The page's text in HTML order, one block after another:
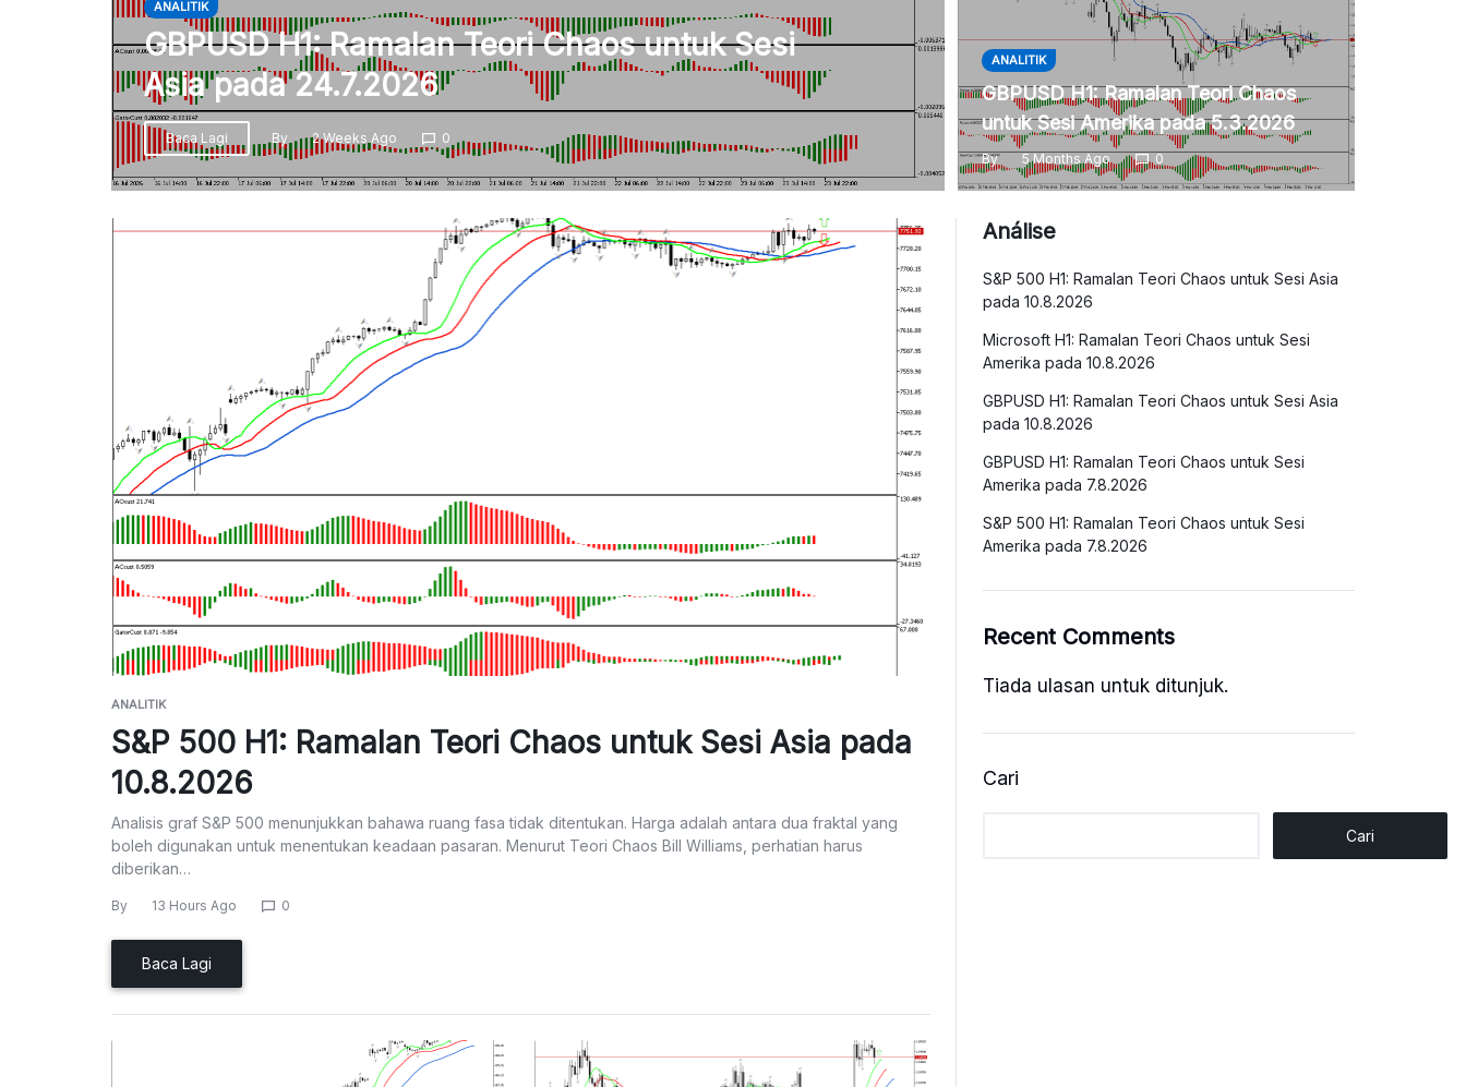
ANALITIK
GBPUSD H1: Ramalan Teori Chaos untuk Sesi
Asia pada 24.7.2026
Baca Lagi By 2 Weeks Ago 0
ANALITIK
GBPUSD H1: Ramalan Teori Chaos
untuk Sesi Amerika pada 5.3.2026
By 5 Months Ago 0
ANALITIK
S&P 500 H1: Ramalan Teori Chaos untuk Sesi Asia pada
10.8.2026
Analisis graf S&P 500 menunjukkan bahawa ruang fasa tidak ditentukan. Harga adalah antara dua fraktal yang
boleh digunakan untuk menentukan keadaan pasaran. Menurut Teori Chaos Bill Williams, perhatian harus
diberikan…
By 13 Hours Ago 0
Baca Lagi
Análise
S&P 500 H1: Ramalan Teori Chaos untuk Sesi Asia
pada 10.8.2026
Microsoft H1: Ramalan Teori Chaos untuk Sesi
Amerika pada 10.8.2026
GBPUSD H1: Ramalan Teori Chaos untuk Sesi Asia
pada 10.8.2026
GBPUSD H1: Ramalan Teori Chaos untuk Sesi
Amerika pada 7.8.2026
S&P 500 H1: Ramalan Teori Chaos untuk Sesi
Amerika pada 7.8.2026
Recent Comments
Tiada ulasan untuk ditunjuk.
Cari
Cari